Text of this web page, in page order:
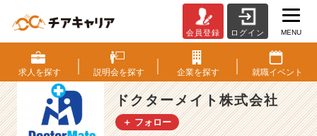
ク
タ
ー
メ
イ
ト
会員登録 ログイン MENU
求人を探す 説明会を探す 企業を探す 就職イベント
ドクターメイト株式会社
＋ フォロー